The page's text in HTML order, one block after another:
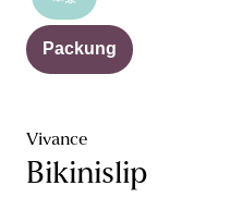
Packung
Vivance
Bikinislip